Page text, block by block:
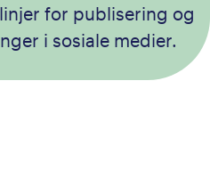
for publisering og
i sosiale medier.